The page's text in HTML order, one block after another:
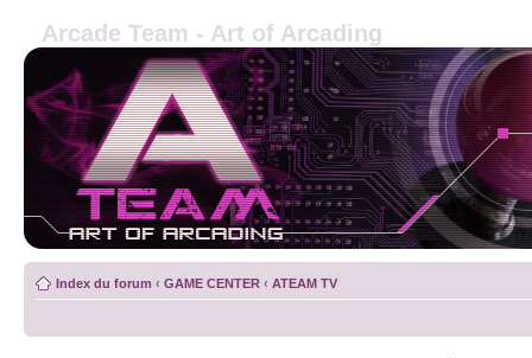
Arcade Team - Art of Arcading
Index du forum ‹ GAME CENTER ‹ ATEAM TV